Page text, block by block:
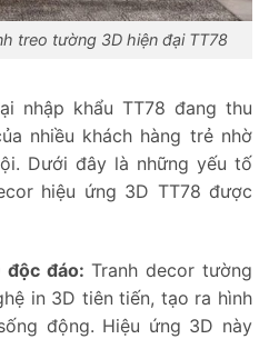
treo tường 3D hiện đại TT78
nhập khẩu TT78 đang thu
nhiều khách hàng trẻ nhờ
Dưới đây là những yếu tố
hiệu ứng 3D TT78 được
đáo: Tranh decor tường
in 3D tiên tiến, tạo ra hình
động. Hiệu ứng 3D này